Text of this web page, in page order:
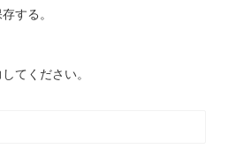
する。
てください。